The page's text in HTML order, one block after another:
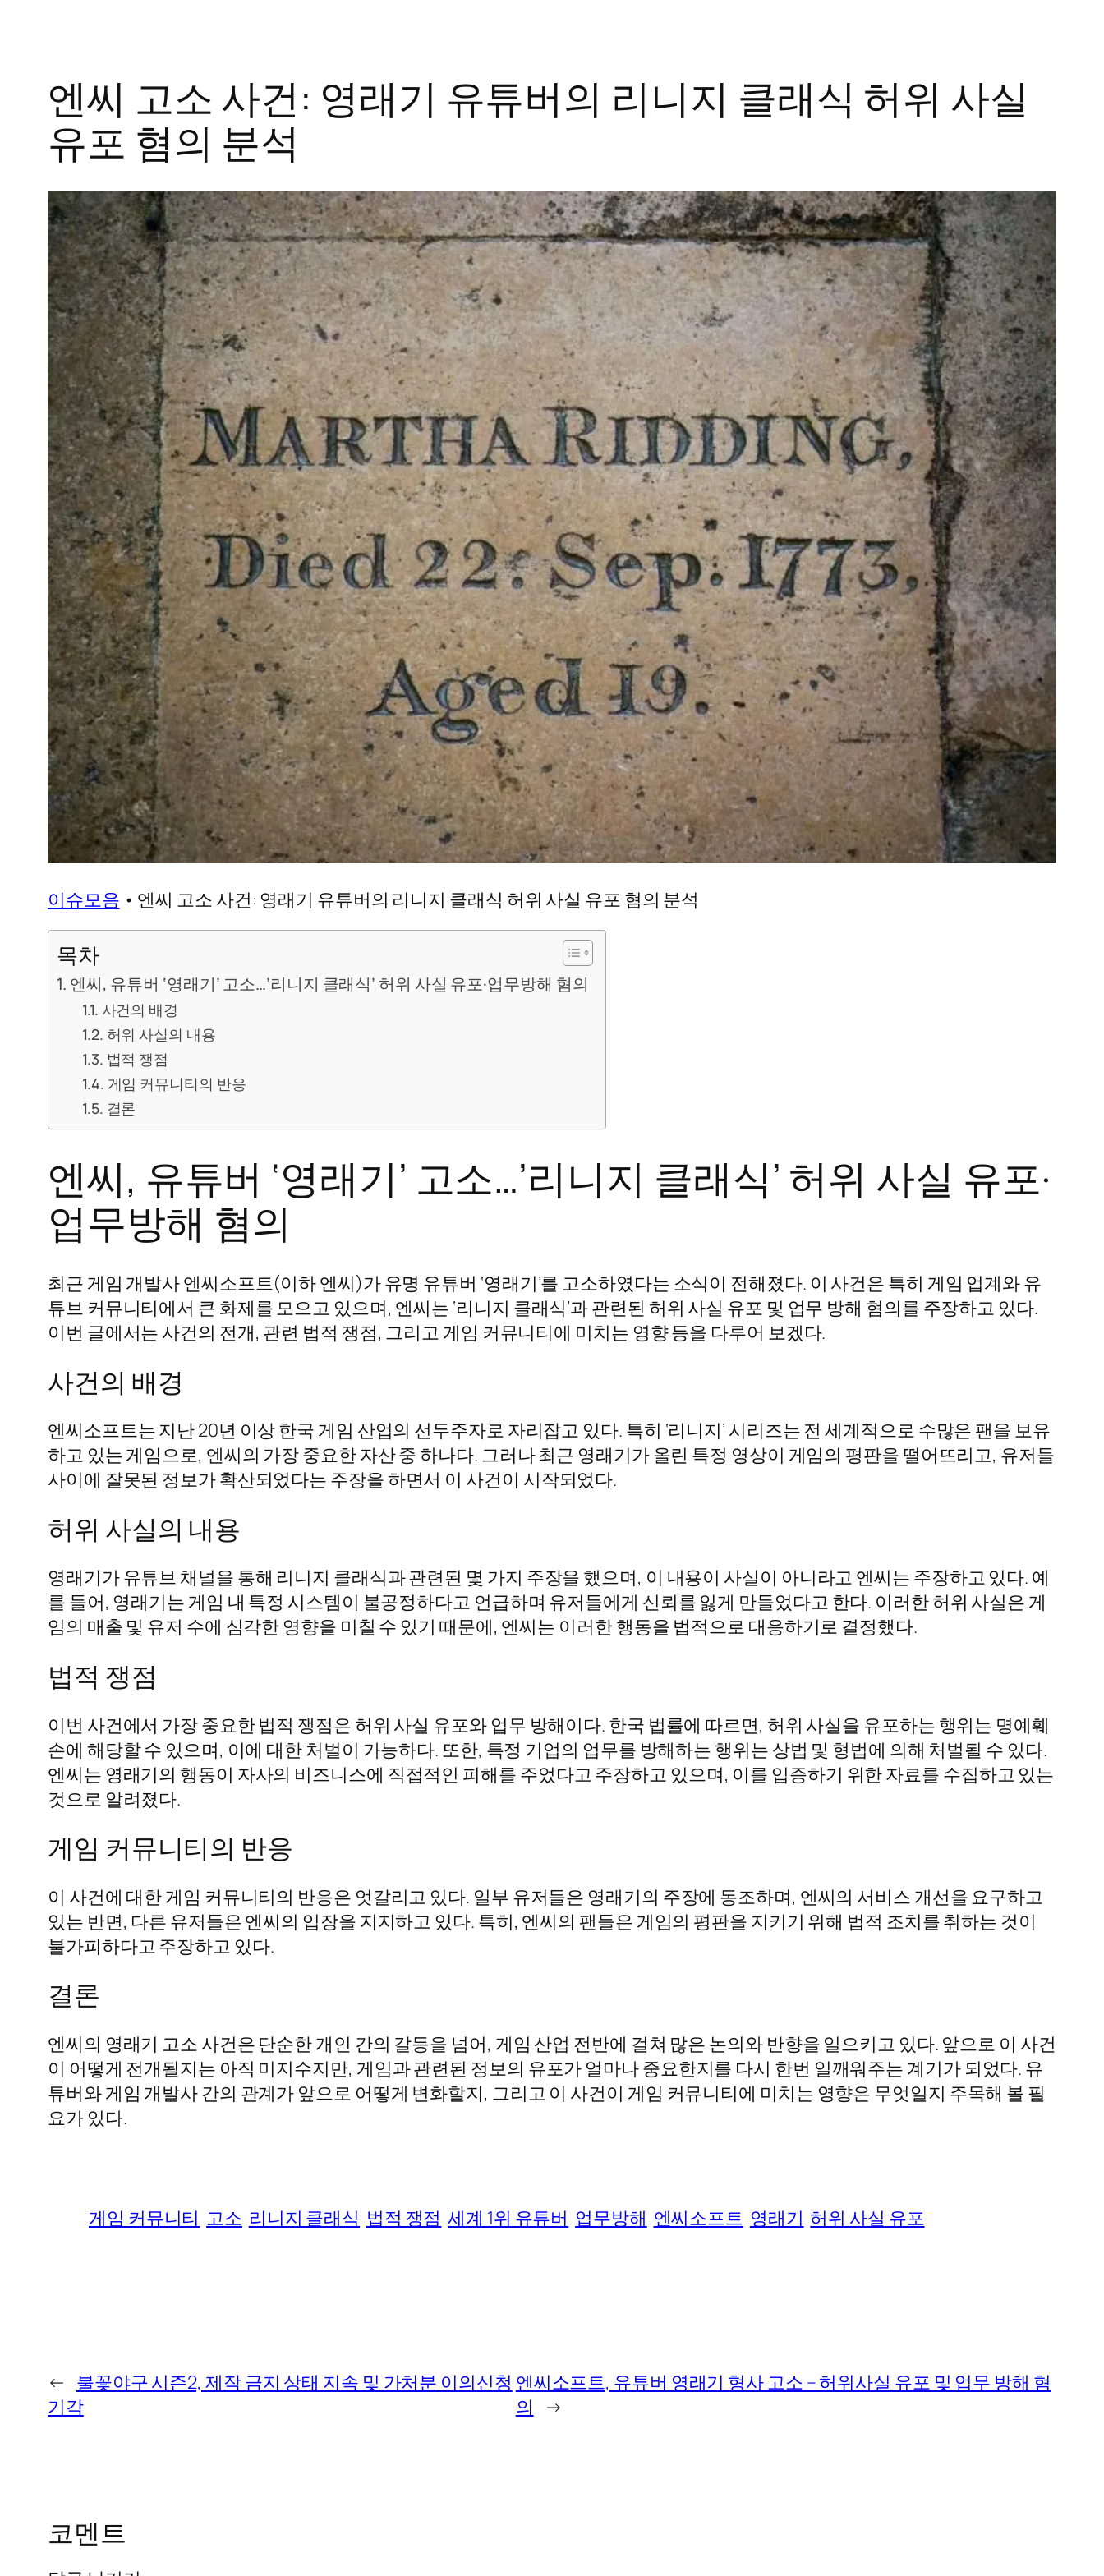
엔씨 고소 사건: 영래기 유튜버의 리니지 클래식 허위 사실
유포 혐의 분석
이슈모음 • 엔씨 고소 사건: 영래기 유튜버의 리니지 클래식 허위 사실 유포 혐의 분석
목차
엔씨, 유튜버 ‘영래기’ 고소…’리니지 클래식’ 허위 사실 유포·업무방해 혐의
사건의 배경
허위 사실의 내용
법적 쟁점
게임 커뮤니티의 반응
결론
엔씨, 유튜버 ‘영래기’ 고소…’리니지 클래식’ 허위 사실 유포·
업무방해 혐의
최근 게임 개발사 엔씨소프트(이하 엔씨)가 유명 유튜버 ‘영래기’를 고소하였다는 소식이 전해졌다. 이 사건은 특히 게임 업계와 유
튜브 커뮤니티에서 큰 화제를 모으고 있으며, 엔씨는 ‘리니지 클래식’과 관련된 허위 사실 유포 및 업무 방해 혐의를 주장하고 있다.
이번 글에서는 사건의 전개, 관련 법적 쟁점, 그리고 게임 커뮤니티에 미치는 영향 등을 다루어 보겠다.
사건의 배경
엔씨소프트는 지난 20년 이상 한국 게임 산업의 선두주자로 자리잡고 있다. 특히 ‘리니지’ 시리즈는 전 세계적으로 수많은 팬을 보유
하고 있는 게임으로, 엔씨의 가장 중요한 자산 중 하나다. 그러나 최근 영래기가 올린 특정 영상이 게임의 평판을 떨어뜨리고, 유저들
사이에 잘못된 정보가 확산되었다는 주장을 하면서 이 사건이 시작되었다.
허위 사실의 내용
영래기가 유튜브 채널을 통해 리니지 클래식과 관련된 몇 가지 주장을 했으며, 이 내용이 사실이 아니라고 엔씨는 주장하고 있다. 예
를 들어, 영래기는 게임 내 특정 시스템이 불공정하다고 언급하며 유저들에게 신뢰를 잃게 만들었다고 한다. 이러한 허위 사실은 게
임의 매출 및 유저 수에 심각한 영향을 미칠 수 있기 때문에, 엔씨는 이러한 행동을 법적으로 대응하기로 결정했다.
법적 쟁점
이번 사건에서 가장 중요한 법적 쟁점은 허위 사실 유포와 업무 방해이다. 한국 법률에 따르면, 허위 사실을 유포하는 행위는 명예훼
손에 해당할 수 있으며, 이에 대한 처벌이 가능하다. 또한, 특정 기업의 업무를 방해하는 행위는 상법 및 형법에 의해 처벌될 수 있다.
엔씨는 영래기의 행동이 자사의 비즈니스에 직접적인 피해를 주었다고 주장하고 있으며, 이를 입증하기 위한 자료를 수집하고 있는
것으로 알려졌다.
게임 커뮤니티의 반응
이 사건에 대한 게임 커뮤니티의 반응은 엇갈리고 있다. 일부 유저들은 영래기의 주장에 동조하며, 엔씨의 서비스 개선을 요구하고
있는 반면, 다른 유저들은 엔씨의 입장을 지지하고 있다. 특히, 엔씨의 팬들은 게임의 평판을 지키기 위해 법적 조치를 취하는 것이
불가피하다고 주장하고 있다.
결론
엔씨의 영래기 고소 사건은 단순한 개인 간의 갈등을 넘어, 게임 산업 전반에 걸쳐 많은 논의와 반향을 일으키고 있다. 앞으로 이 사건
이 어떻게 전개될지는 아직 미지수지만, 게임과 관련된 정보의 유포가 얼마나 중요한지를 다시 한번 일깨워주는 계기가 되었다. 유
튜버와 게임 개발사 간의 관계가 앞으로 어떻게 변화할지, 그리고 이 사건이 게임 커뮤니티에 미치는 영향은 무엇일지 주목해 볼 필
요가 있다.
게임 커뮤니티 고소 리니지 클래식 법적 쟁점 세계 1위 유튜버 업무방해 엔씨소프트 영래기 허위 사실 유포
← 불꽃야구 시즌2, 제작 금지 상태 지속 및 가처분 이의신청
기각
엔씨소프트, 유튜버 영래기 형사 고소 – 허위사실 유포 및 업무 방해 혐
의
→
코멘트